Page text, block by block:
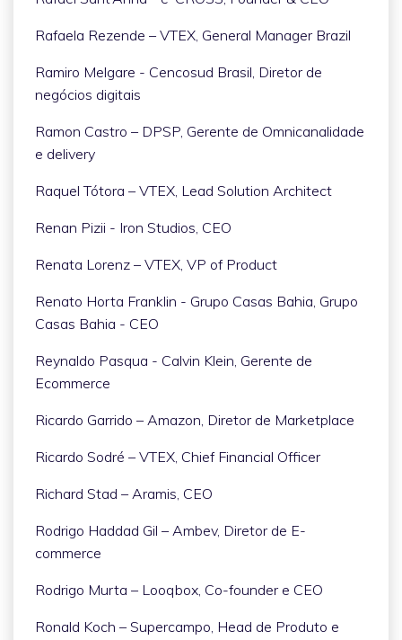
Rafaela Rezende – VTEX, General Manager Brazil
Ramiro Melgare - Cencosud Brasil, Diretor de
negócios digitais
Ramon Castro – DPSP, Gerente de Omnicanalidade
e delivery
Raquel Tótora – VTEX, Lead Solution Architect
Renan Pizii - Iron Studios, CEO
Renata Lorenz – VTEX, VP of Product
Renato Horta Franklin - Grupo Casas Bahia, Grupo
Casas Bahia - CEO
Reynaldo Pasqua - Calvin Klein, Gerente de
Ecommerce
Ricardo Garrido – Amazon, Diretor de Marketplace
Ricardo Sodré – VTEX, Chief Financial Officer
Richard Stad – Aramis, CEO
Rodrigo Haddad Gil – Ambev, Diretor de E-
commerce
Rodrigo Murta – Looqbox, Co-founder e CEO
Ronald Koch – Supercampo, Head de Produto e